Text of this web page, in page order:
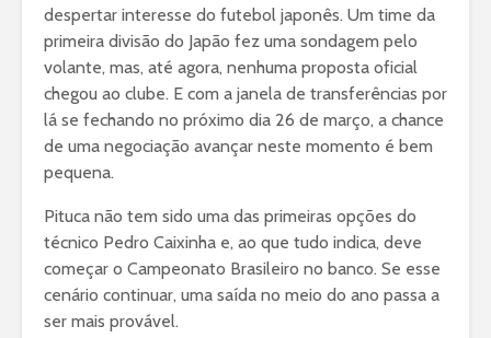
despertar interesse do futebol japonês. Um time da
primeira divisão do Japão fez uma sondagem pelo
volante, mas, até agora, nenhuma proposta oficial
chegou ao clube. E com a janela de transferências por
lá se fechando no próximo dia 26 de março, a chance
de uma negociação avançar neste momento é bem
pequena.
Pituca não tem sido uma das primeiras opções do
técnico Pedro Caixinha e, ao que tudo indica, deve
começar o Campeonato Brasileiro no banco. Se esse
cenário continuar, uma saída no meio do ano passa a
ser mais provável.